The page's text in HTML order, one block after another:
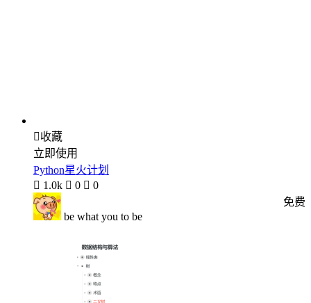
收藏
立即使用
Python星火计划
 1.0k  0  0
be what you to be
免费